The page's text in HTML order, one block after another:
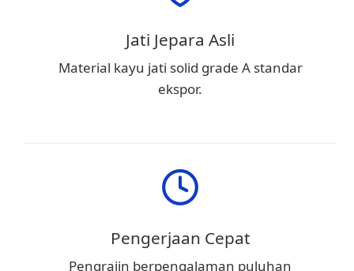
Jati Jepara Asli
Material kayu jati solid grade A standar
ekspor.
Pengerjaan Cepat
Pengrajin berpengalaman puluhan